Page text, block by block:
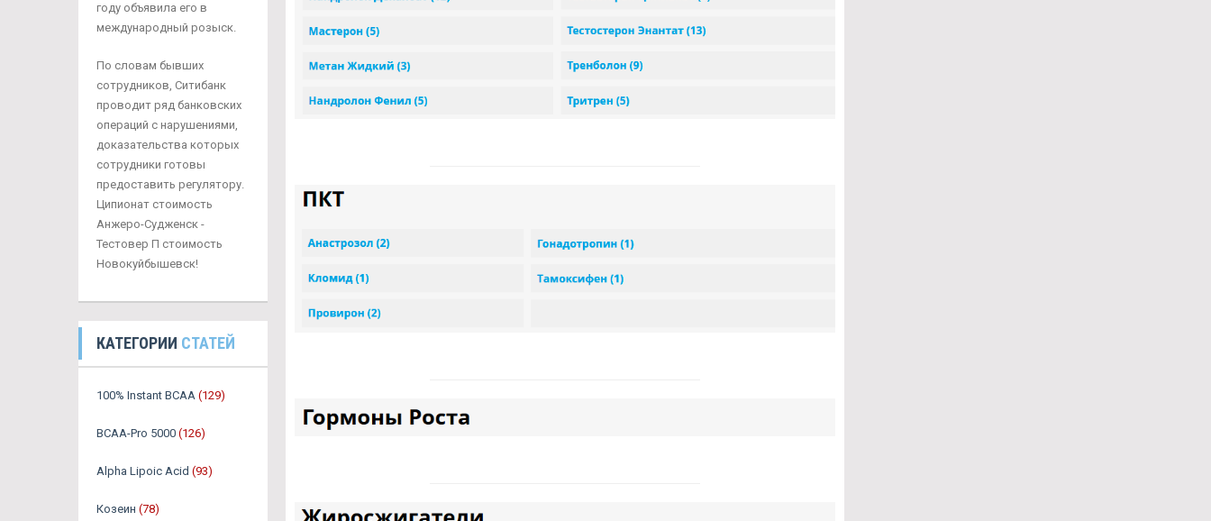
году объявила его в
международный розыск.
По словам бывших
сотрудников, Ситибанк
проводит ряд банковских
операций с нарушениями,
доказательства которых
сотрудники готовы
предоставить регулятору.
Ципионат стоимость
Анжеро-Судженск -
Тестовер П стоимость
Новокуйбышевск!
КАТЕГОРИИ СТАТЕЙ
100% Instant BCAA (129)
BCAA-Pro 5000 (126)
Alpha Lipoic Acid (93)
Козеин (78)